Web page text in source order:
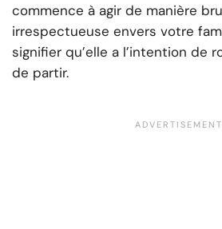
commence à agir de manière
irrespectueuse envers votre
signifier qu’elle a l’intention de
de partir.